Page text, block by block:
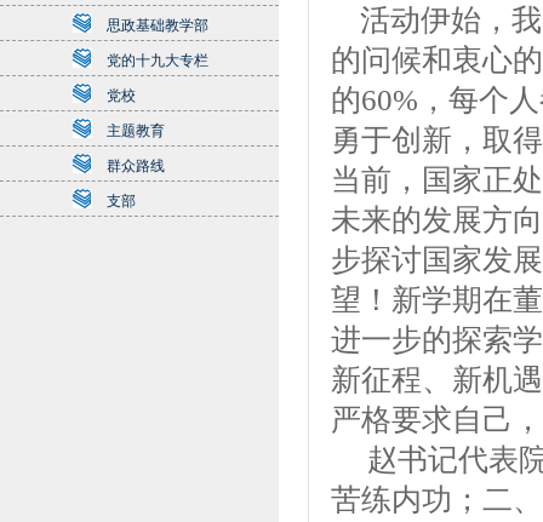
思政基础教学部
党的十九大专栏
党校
主题教育
群众路线
支部
活动伊始，我
的问候和衷心
的60%，每个
勇于创新，取
当前，国家正
未来的发展方
步探讨国家发
望！新学期在
进一步的探索
新征程、新机
严格要求自己
赵书记代表
苦练内功；二